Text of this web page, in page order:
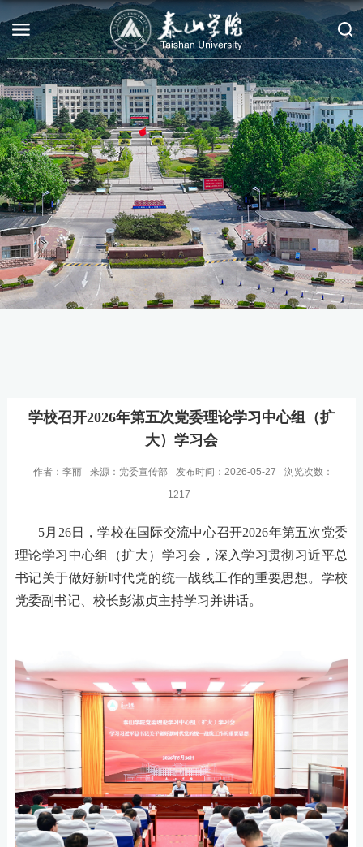
学校召开2026年第五次党委理论学习中心组（扩
大）学习会
作者：李丽 来源：党委宣传部 发布时间：2026-05-27
浏览次数：
1217
5月26日，学校在国际交流中心召开2026年第五次党委
理论学习中心组（扩大）学习会 ，深入学习贯彻习近平总
书记关于做好新时代党的统一战线工作的重要思想。 学校
党委副书记、校长彭淑贞主持学习并讲话。